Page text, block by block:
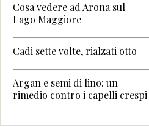
Cosa vedere ad Arona sul
Lago Maggiore
Cadi sette volte, rialzati otto
Argan e semi di lino: un
rimedio contro i capelli crespi